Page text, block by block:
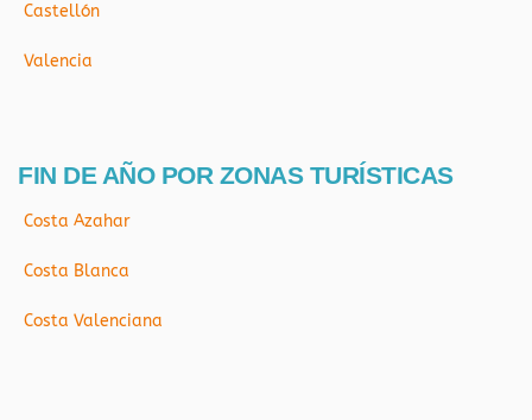
Castellón
Valencia
FIN DE AÑO POR ZONAS TURÍSTICAS
Costa Azahar
Costa Blanca
Costa Valenciana